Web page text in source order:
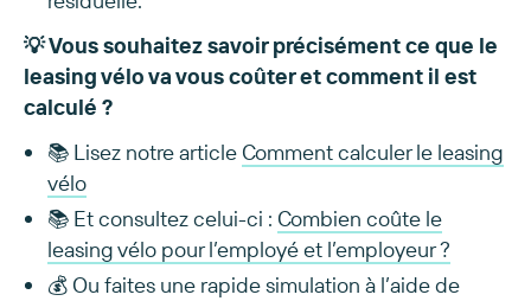
💡 Vous souhaitez savoir précisément ce que le
leasing vélo va vous coûter et comment il est
calculé ?
📚 Lisez notre article Comment calculer le leasing
vélo
📚 Et consultez celui-ci : Combien coûte le
leasing vélo pour l’employé et l’employeur ?
💰 Ou faites une rapide simulation à l’aide de